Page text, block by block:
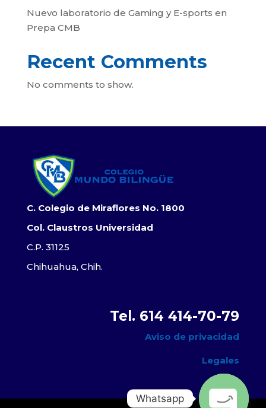
Nuevo laboratorio de Gaming y E-sports en
Prepa CMB
Recent Comments
No comments to show.
C. Colegio de Miraflores No. 1800
Col. Claustros Universidad
C.P. 31125
Chihuahua, Chih.
Tel. 614 414-70-79
Aviso de privacidad
Legales
Whatsapp